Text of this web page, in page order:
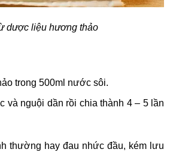
dược liệu hương thảo
trong 500ml nước sôi.
và nguội dần rồi chia thành 4 – 5 lần
thường hay đau nhức đầu, kém lưu